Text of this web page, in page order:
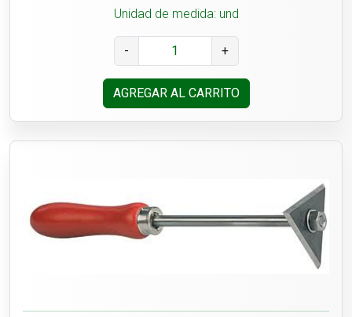
Unidad de medida: und
- +
AGREGAR AL CARRITO